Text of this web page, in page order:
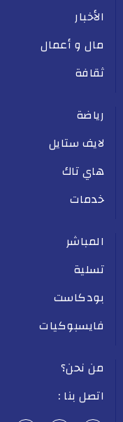
الأخبار
مال و أعمال
ثقافة
رياضة
لايف ستايل
هاي تاك
خدمات
المباشر
تسلية
بودكاست
فايسبوكيات
من نحن؟
اتصل بنا :